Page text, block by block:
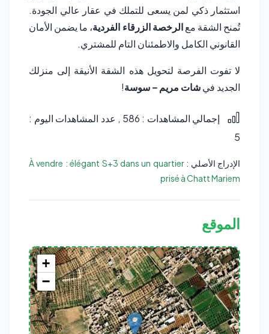
استثمار ذكي لمن يسعى للتملك في عقار عالي الجودة.
تُمنح الشقة معالرخصة الزرقاء الفردية، ما يضمن الأمان
القانوني الكامل والاطمئنان التام للمشتري.
لا تفوت الفرصة لتحويل هذه الشقة الأنيقة إلى منزلك
الجديد فيشات مريم – سوسة!
إجمالي المشاهدات : 586
, عدد المشاهدات اليوم :
5
الإدراج الأصلي :À vendre : élégant S+3 dans un quartier
prisé à Chatt Mariem
الموقع
+
−